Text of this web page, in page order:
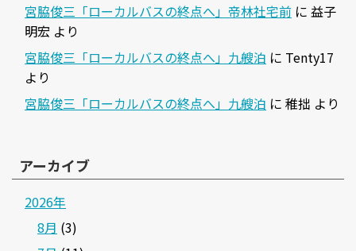
宮脇俊三「ローカルバスの終点へ」帝林社宅前 に 益子
明宏 より
宮脇俊三「ローカルバスの終点へ」九艘泊 に Tenty17
より
宮脇俊三「ローカルバスの終点へ」九艘泊 に 稚拙 より
アーカイブ
2026年
8月 (3)